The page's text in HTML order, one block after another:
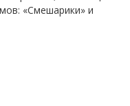
«Смешарики» и